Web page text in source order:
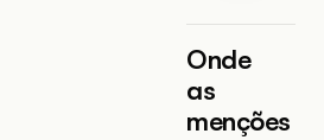
Onde
as
menções